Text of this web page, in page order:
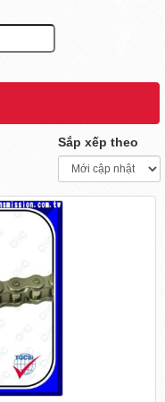
Sắp xếp theo